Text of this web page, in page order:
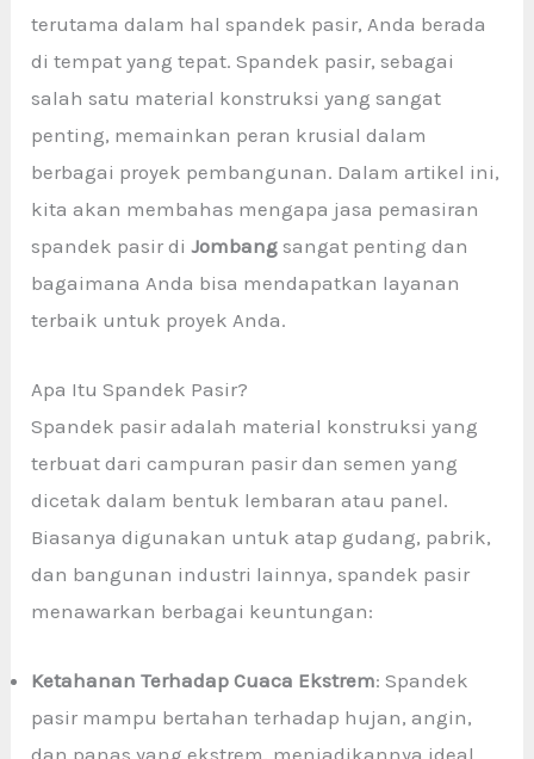
terutama dalam hal spandek pasir, Anda berada
di tempat yang tepat. Spandek pasir, sebagai
salah satu material konstruksi yang sangat
penting, memainkan peran krusial dalam
berbagai proyek pembangunan. Dalam artikel ini,
kita akan membahas mengapa jasa pemasiran
spandek pasir diJombang sangat penting dan
bagaimana Anda bisa mendapatkan layanan
terbaik untuk proyek Anda.
Apa Itu Spandek Pasir?
Spandek pasir adalah material konstruksi yang
terbuat dari campuran pasir dan semen yang
dicetak dalam bentuk lembaran atau panel.
Biasanya digunakan untuk atap gudang, pabrik,
dan bangunan industri lainnya, spandek pasir
menawarkan berbagai keuntungan:
Ketahanan Terhadap Cuaca Ekstrem: Spandek
pasir mampu bertahan terhadap hujan, angin,